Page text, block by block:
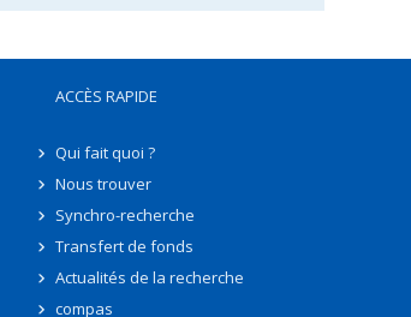
ACCÈS RAPIDE
Qui fait quoi ?
Nous trouver
Synchro-recherche
Transfert de fonds
Actualités de la recherche
compas